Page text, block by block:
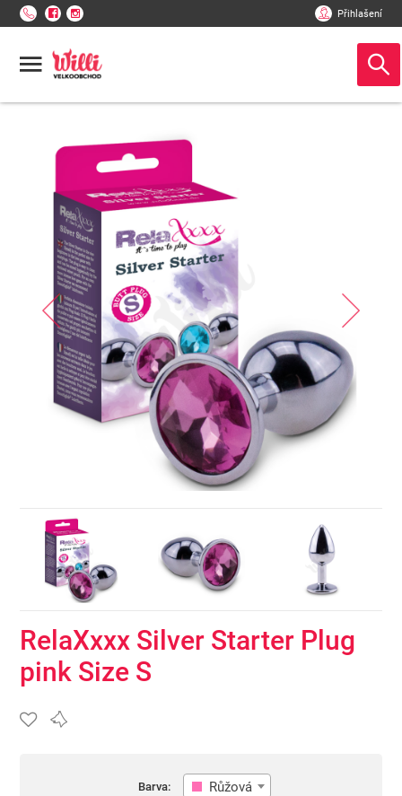
Přihlašení
RelaXxxx Silver Starter Plug
pink Size S
Barva: Růžová